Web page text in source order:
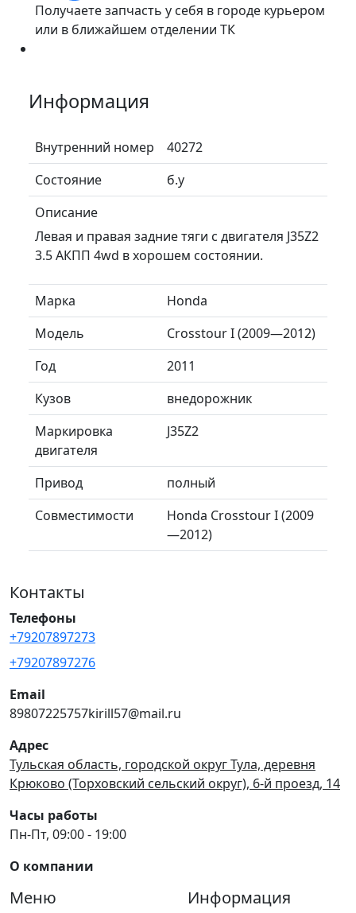
Получаете запчасть у себя в городе курьером
или в ближайшем отделении ТК
Информация
Внутренний номер
40272
Состояние
б.у
Описание
Левая и правая задние тяги с двигателя J35Z2
3.5 АКПП 4wd в хорошем состоянии.
Марка
Honda
Модель
Crosstour I (2009—2012)
Год
2011
Кузов
внедорожник
Маркировка
двигателя
J35Z2
Привод
полный
Совместимости
Honda Crosstour I (2009
—2012)
Контакты
Телефоны
+79207897273
+79207897276
Email
89807225757kirill57@mail.ru
Адрес
Тульская область, городской округ Тула, деревня
Крюково (Торховский сельский округ), 6-й проезд, 14
Часы работы
Пн-Пт, 09:00 - 19:00
О компании
Меню Информация